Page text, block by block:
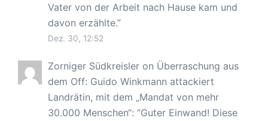
Vater von der Arbeit nach Hause kam und
davon erzählte.”
Dez. 30, 12:52
Zorniger Südkreisler on Überraschung aus
dem Off: Guido Winkmann attackiert
Landrätin, mit dem „Mandat von mehr
30.000 Menschen“: “Guter Einwand! Diese